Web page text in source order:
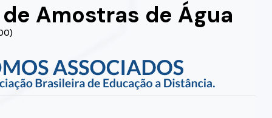
Amostras de Água